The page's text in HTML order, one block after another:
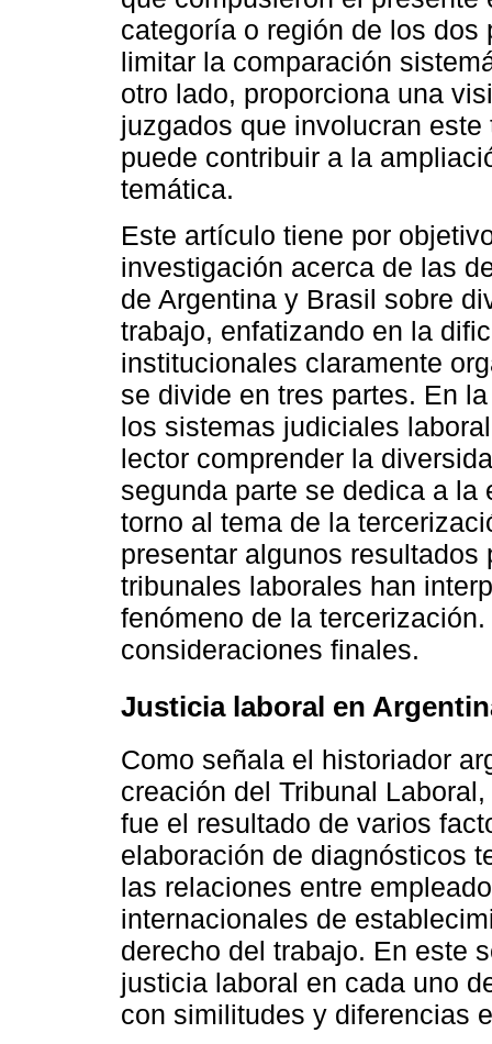
categoría o región de los
limitar la comparación
otro lado, proporciona una
juzgados que involucran
puede contribuir a la
temática.
Este artículo tiene por
investigación acerca de las
de Argentina y Brasil sobre
trabajo, enfatizando en la
institucionales claramente
se divide en tres partes. En
los sistemas judiciales
lector comprender la
segunda parte se dedica a
torno al tema de la
presentar algunos
tribunales laborales han
fenómeno de la
consideraciones finales.
Justicia laboral en
Como señala el historiador
creación del Tribunal
fue el resultado de varios
elaboración de diagnósticos
las relaciones entre
internacionales de
derecho del trabajo. En este
justicia laboral en cada uno
con similitudes y diferencias